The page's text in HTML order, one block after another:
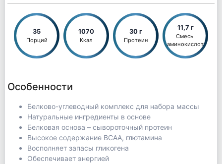
35
Порций
1070
Ккал
30 г
Протеин
11,7 г
Смесь
аминокислот
Особенности
Белково-углеводный комплекс для набора массы
Натуральные ингредиенты в основе
Белковая основа – сывороточный протеин
Высокое содержание BCAA, глютамина
Восполняет запасы гликогена
Обеспечивает энергией